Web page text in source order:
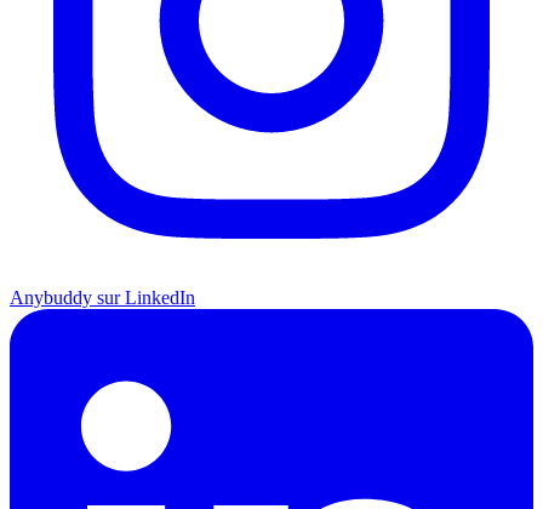
Anybuddy sur LinkedIn